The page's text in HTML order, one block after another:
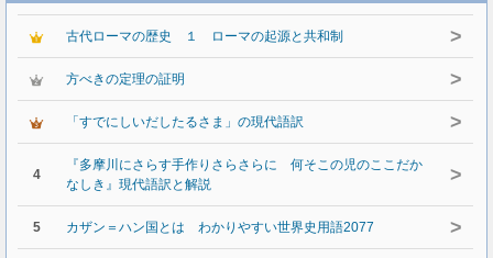
古代ローマの歴史 １ ローマの起源と共和制 >
方べきの定理の証明 >
「すでにしいだしたるさま」の現代語訳 >
4
『多摩川にさらす手作りさらさらに 何そこの児のここだか
なしき』現代語訳と解説
>
5 カザン＝ハン国とは わかりやすい世界史用語2077 >